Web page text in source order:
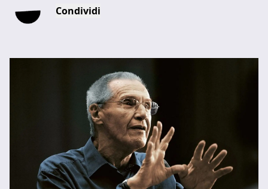
Condividi